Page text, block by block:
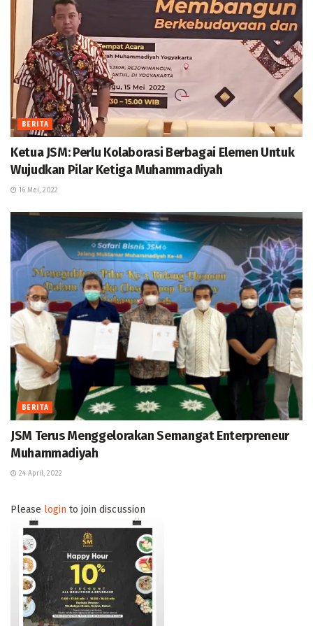
BERITA
Ketua JSM: Perlu Kolaborasi Berbagai Elemen Untuk
Wujudkan Pilar Ketiga Muhammadiyah
16 Mei, 2022
BERITA
JSM Terus Menggelorakan Semangat Enterpreneur
Muhammadiyah
24 April, 2022
Please login to join discussion